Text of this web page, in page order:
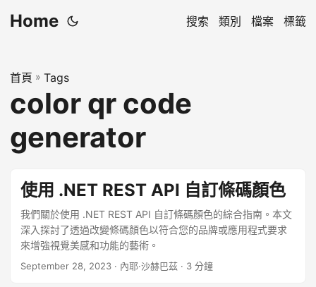
Home 搜索 類別 檔案 標籤
首頁 » Tags
color qr code
generator
使用 .NET REST API 自訂條碼顏色
我們關於使用 .NET REST API 自訂條碼顏色的綜合指南。本文
深入探討了透過改變條碼顏色以符合您的品牌或應用程式要求
來增強視覺美感和功能的藝術。
September 28, 2023 · 內耶·沙赫巴茲 · 3 分鐘